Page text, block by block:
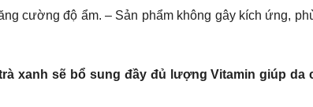
cường độ ẩm. – Sản phẩm không gây kích ứng,
xanh sẽ bổ sung đầy đủ lượng Vitamin giúp da